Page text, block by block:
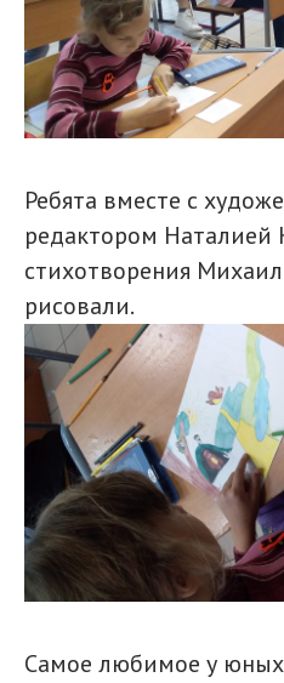
Ребята вместе с
редактором Наталией
стихотворения
рисовали.
Самое любимое у